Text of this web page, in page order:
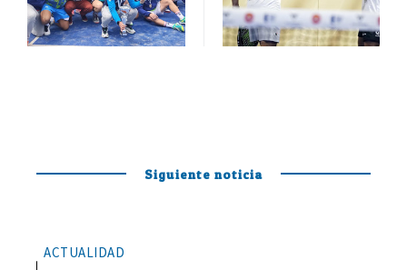
Siguiente noticia
ACTUALIDAD